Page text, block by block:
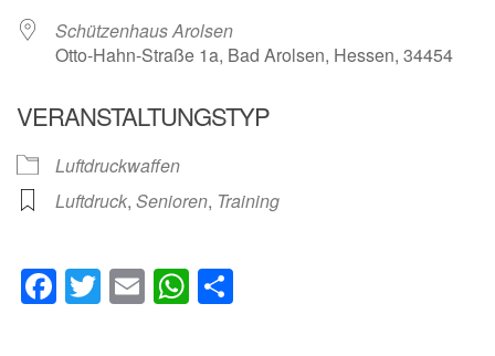
Schützenhaus Arolsen
Otto-Hahn-Straße 1a, Bad Arolsen, Hessen, 34454
VERANSTALTUNGSTYP
Luftdruckwaffen
Luftdruck, Senioren, Training
Facebook
Twitter
EmailWhatsApp